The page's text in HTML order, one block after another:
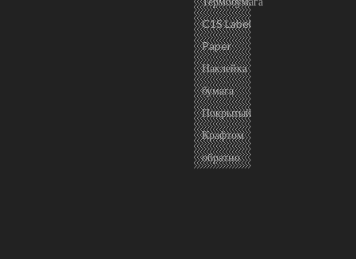
C1S Label
Paper
Наклейка
бумага
Покрытый
Крафтом
обратно